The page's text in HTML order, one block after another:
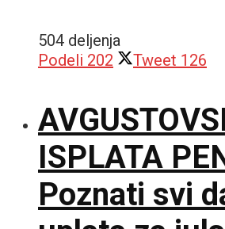
504 deljenja
Podeli 202 Tweet 126
ISPLATA
Poznati svi